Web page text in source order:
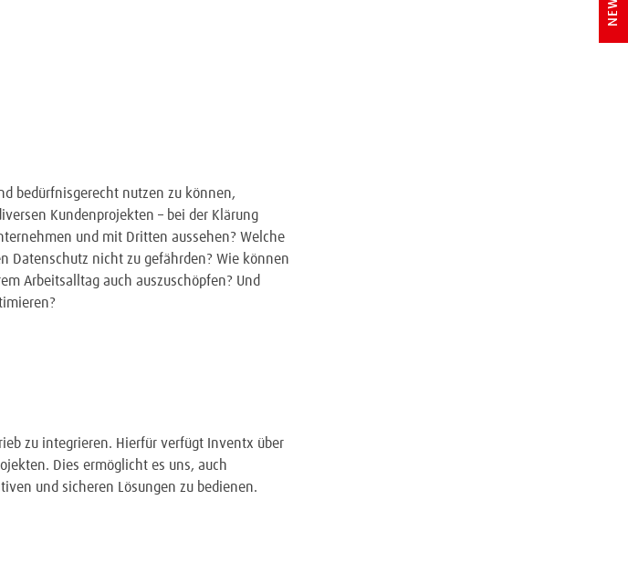
bedürfnisgerecht nutzen zu können,
Kundenprojekten – bei der Klärung
und mit Dritten aussehen? Welche
Datenschutz nicht zu gefährden? Wie können
Arbeitsalltag auch auszuschöpfen? Und
zu integrieren. Hierfür verfügt Inventx über
Dies ermöglicht es uns, auch
und sicheren Lösungen zu bedienen.